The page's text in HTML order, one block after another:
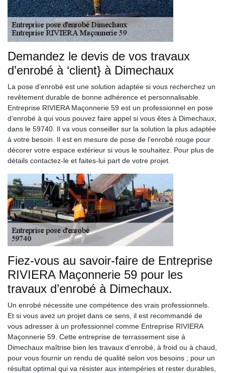
Demandez le devis de vos travaux
d’enrobé à ‘client} à Dimechaux
La pose d’enrobé est une solution adaptée si vous recherchez un
revêtement durable de bonne adhérence et personnalisable.
Entreprise RIVIERA Maçonnerie 59 est un professionnel en pose
d’enrobé à qui vous pouvez faire appel si vous êtes à Dimechaux,
dans le 59740. Il va vous conseiller sur la solution la plus adaptée
à votre besoin. Il est en mesure de pose de l’enrobé rouge pour
décorer votre espace extérieur si vous le souhaitez. Pour plus de
détails contactez-le et faites-lui part de votre projet.
Fiez-vous au savoir-faire de Entreprise
RIVIERA Maçonnerie 59 pour les
travaux d’enrobé à Dimechaux.
Un enrobé nécessite une compétence des vrais professionnels.
Et si vous avez un projet dans ce sens, il est recommandé de
vous adresser à un professionnel comme Entreprise RIVIERA
Maçonnerie 59. Cette entreprise de terrassement sise à
Dimechaux maîtrise bien les travaux d’enrobé, à froid ou à chaud,
pour vous fournir un rendu de qualité selon vos besoins ; pour un
résultat optimal qui va résister aux intempéries et rester durables,